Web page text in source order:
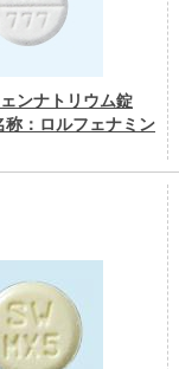
ンナトリウム錠
称：ロルフェナミン